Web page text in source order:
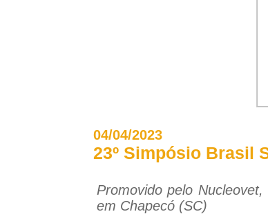
04/04/2023
23º Simpósio Brasil
Promovido pelo
em Chapecó (SC)